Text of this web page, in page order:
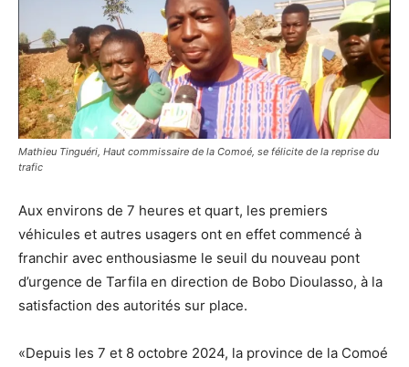
Mathieu Tinguéri, Haut commissaire de la Comoé, se félicite de la reprise du
trafic
Aux environs de 7 heures et quart, les premiers
véhicules et autres usagers ont en effet commencé à
franchir avec enthousiasme le seuil du nouveau pont
d’urgence de Tarfila en direction de Bobo Dioulasso, à la
satisfaction des autorités sur place.
«Depuis les 7 et 8 octobre 2024, la province de la Comoé